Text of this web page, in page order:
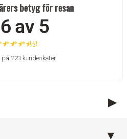
betyg för resan
av 5
★★★★ ½
på 223 kundenkäter